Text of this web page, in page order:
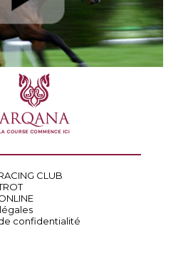
CLUB
confidentialité